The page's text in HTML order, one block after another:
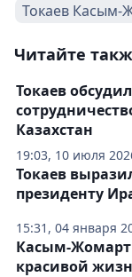
Токаев Касым-
Читайте
19:03, 10 июля
Токаев
Казахстан
15:31, 04 января
Токаев
президенту
Касым-Жомарт
красивой